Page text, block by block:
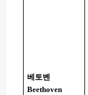
베토벤
Beethoven